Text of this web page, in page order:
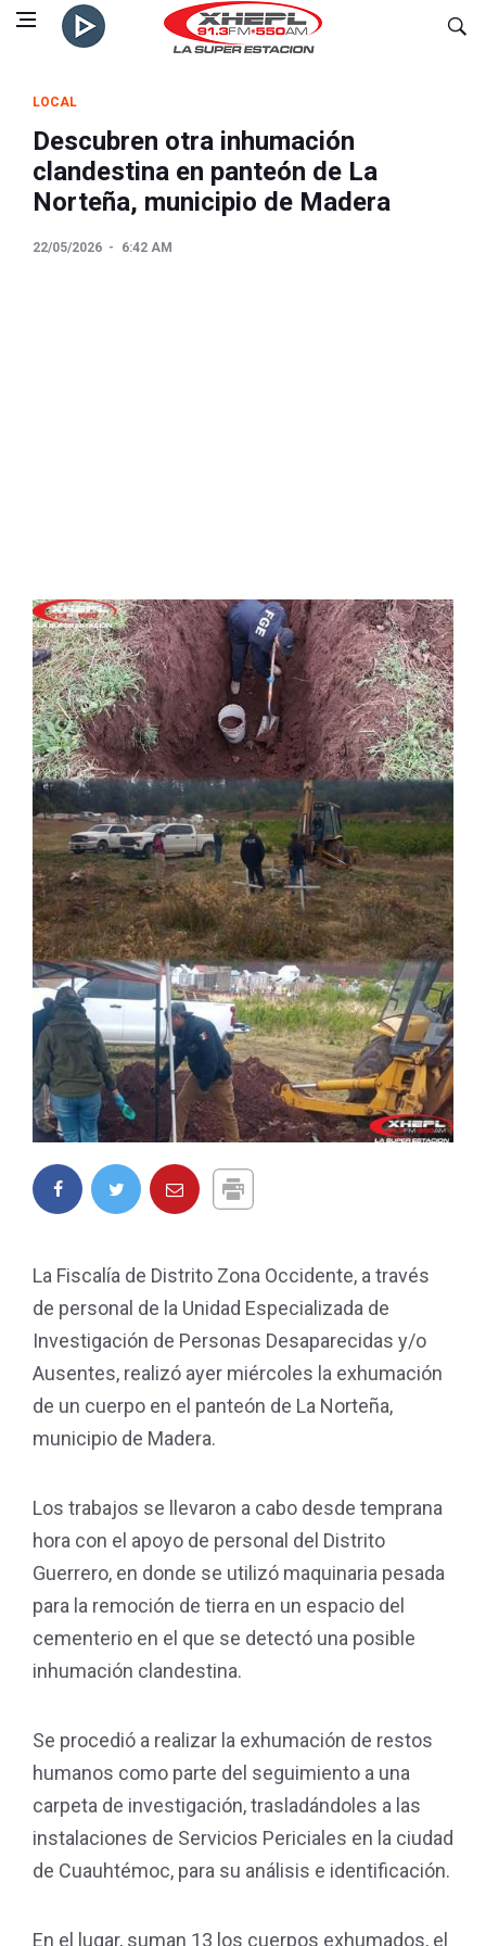
LOCAL
Descubren otra inhumación
clandestina en panteón de La
Norteña, municipio de Madera
22/05/2026 6:42 AM
La Fiscalía de Distrito Zona Occidente, a través
de personal de la Unidad Especializada de
Investigación de Personas Desaparecidas y/o
Ausentes, realizó ayer miércoles la exhumación
de un cuerpo en el panteón de La Norteña,
municipio de Madera.
Los trabajos se llevaron a cabo desde temprana
hora con el apoyo de personal del Distrito
Guerrero, en donde se utilizó maquinaria pesada
para la remoción de tierra en un espacio del
cementerio en el que se detectó una posible
inhumación clandestina.
Se procedió a realizar la exhumación de restos
humanos como parte del seguimiento a una
carpeta de investigación, trasladándoles a las
instalaciones de Servicios Periciales en la ciudad
de Cuauhtémoc, para su análisis e identificación.
En el lugar, suman 13 los cuerpos exhumados, el